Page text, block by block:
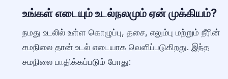
உங்கள் எடையும் உடல்நலமும் ஏன் முக்கியம்?
நமது உடலில் உள்ள கொழுப்பு, தசை, எலும்பு மற்றும் நீரின்
சமநிலை தான் உடல் எடையாக வெளிப்படுகிறது. இந்த
சமநிலை பாதிக்கப்படும் போது: